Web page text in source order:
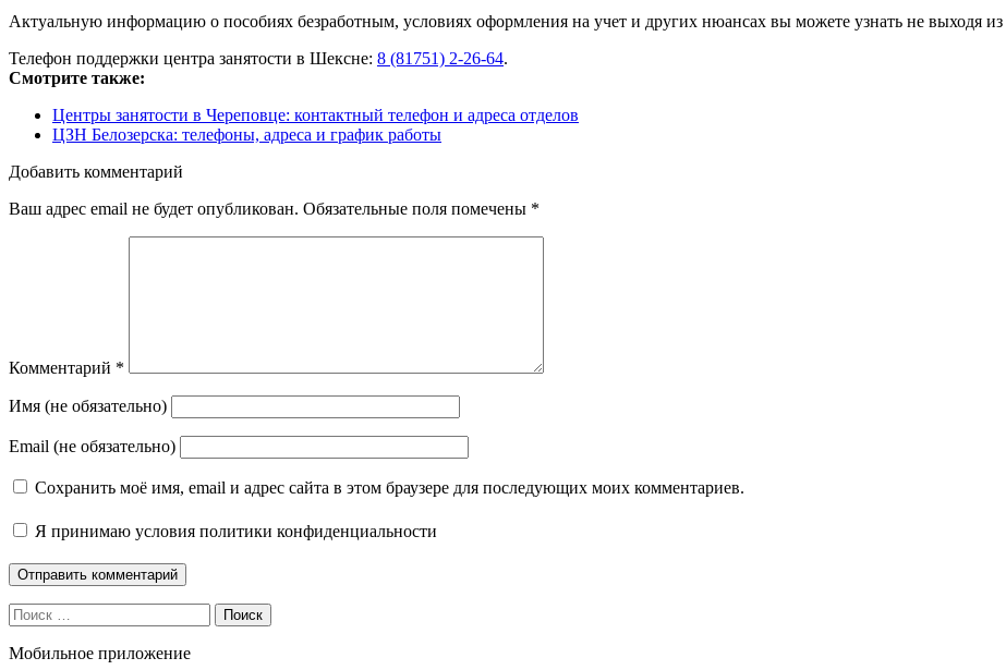
Актуальную информацию о пособиях безработным, условиях оформления на учет и других нюансах вы можете узнать не выходя из
Телефон поддержки центра занятости в Шексне: 8 (81751) 2-26-64.
Смотрите также:
Центры занятости в Череповце: контактный телефон и адреса отделов
ЦЗН Белозерска: телефоны, адреса и график работы
Добавить комментарий
Ваш адрес email не будет опубликован. Обязательные поля помечены *
Комментарий *
Имя (не обязательно)
Email (не обязательно)
Сохранить моё имя, email и адрес сайта в этом браузере для последующих моих комментариев.
Я принимаю условия политики конфиденциальности
Поиск
Мобильное приложение